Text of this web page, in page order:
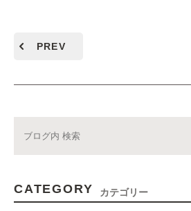
PREV
CATEGORY カテゴリー